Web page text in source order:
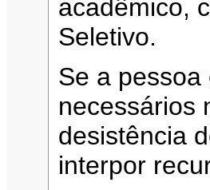
acadêmico,
Seletivo.
Se a
necessários
desistência
interpor